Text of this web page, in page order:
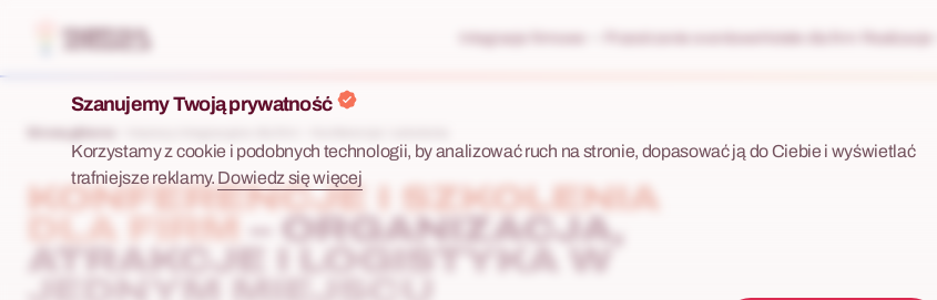
Integracje firmowe
Szanujemy Twoją prywatność
Korzystamy z cookie i podobnych technologii, by analizować ruch na stronie, dopasować ją do Ciebie i wyświetlać
trafniejsze reklamy. Dowiedz się więcej
KONFERENCJE I SZKOLENIA
DLA FIRM
– ORGANIZACJA,
ATRAKCJE I LOGISTYKA W
JEDNYM MIEJSCU